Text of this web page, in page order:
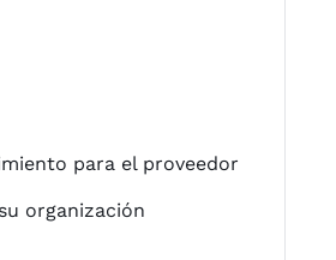
para el proveedor
organización